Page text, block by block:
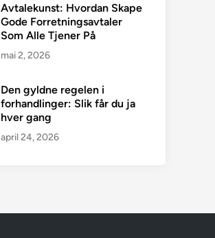
Avtalekunst: Hvordan Skape
Gode Forretningsavtaler
Som Alle Tjener På
mai 2, 2026
Den gyldne regelen i
forhandlinger: Slik får du ja
hver gang
april 24, 2026